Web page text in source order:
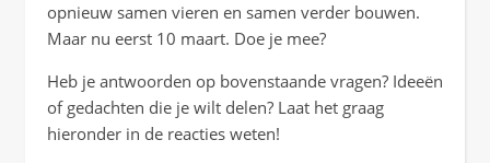
opnieuw samen vieren en samen verder bouwen.
Maar nu eerst 10 maart. Doe je mee?
Heb je antwoorden op bovenstaande vragen? Ideeën
of gedachten die je wilt delen? Laat het graag
hieronder in de reacties weten!